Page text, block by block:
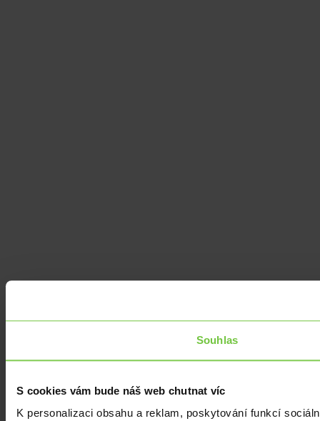
Souhlas
S cookies vám bude náš web chutnat víc
K personalizaci obsahu a reklam, poskytování funkcí